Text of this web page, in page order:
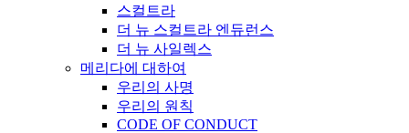
스컬트라
더 뉴 스컬트라 엔듀런스
더 뉴 사일렉스
메리다에 대하여
우리의 사명
우리의 원칙
CODE OF CONDUCT